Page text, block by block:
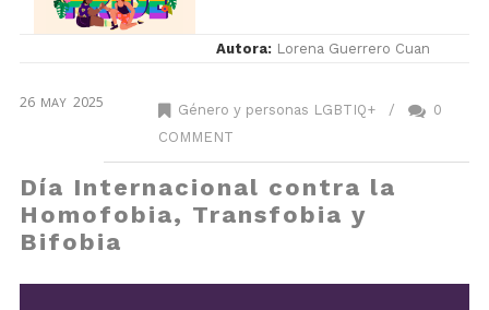
Autora:Lorena Guerrero Cuan
26 MAY 2025 Género y personas LGBTIQ+/
0
COMMENT
Día Internacional contra la
Homofobia, Transfobia y
Bifobia